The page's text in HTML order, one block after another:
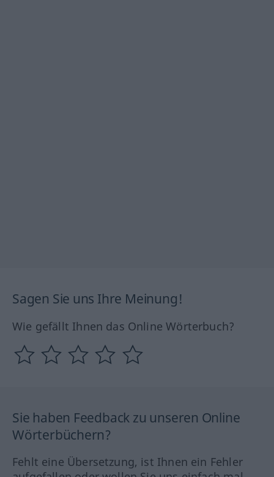
Sagen Sie uns Ihre Meinung!
Wie gefällt Ihnen das Online Wörterbuch?
Sie haben Feedback zu unseren Online
Wörterbüchern?
Fehlt eine Übersetzung, ist Ihnen ein Fehler